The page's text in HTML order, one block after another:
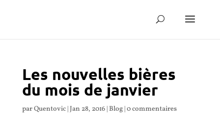
Les nouvelles bières
du mois de janvier
parQuentovic|Jan 28, 2016|Blog|0 commentaires